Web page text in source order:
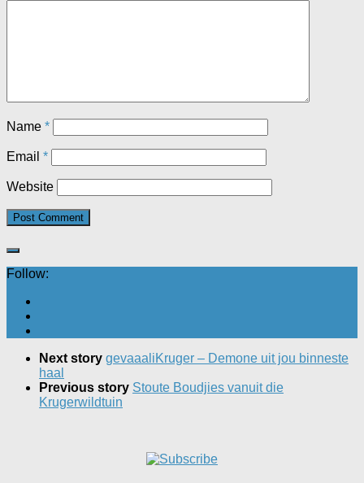
Name *
Email *
Website
Follow:
Next story gevaaaliKruger – Demone uit jou binneste
haal
Previous story Stoute Boudjies vanuit die
Krugerwildtuin